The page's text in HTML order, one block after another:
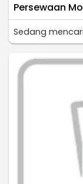
Persewaan
Sedang